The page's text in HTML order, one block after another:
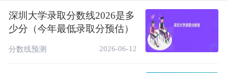
深圳大学录取分数线2026是多
少分（今年最低录取分预估）
分数线预测 2026-06-12